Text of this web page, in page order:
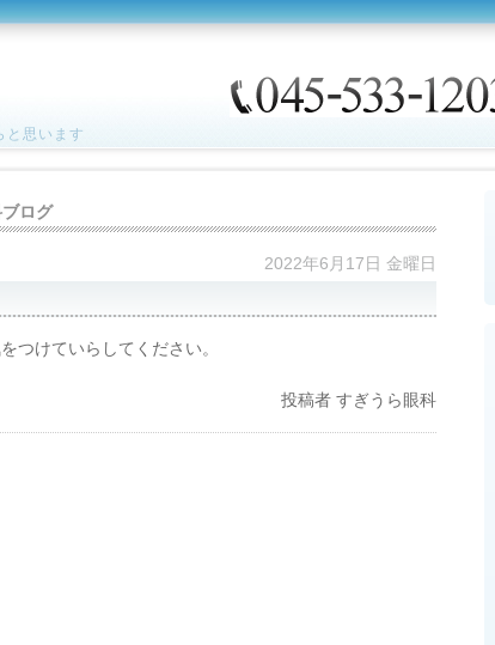
と思います
ログ
2022年6月17日 金曜日
つけていらしてください。
投稿者 すぎうら眼科